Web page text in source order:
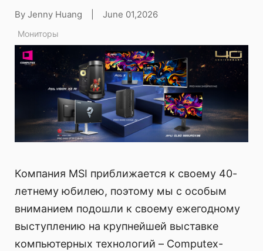
By Jenny Huang June 01,2026
Мониторы
Компания MSI приближается к своему 40-
летнему юбилею, поэтому мы с особым
вниманием подошли к своему ежегодному
выступлению на крупнейшей выставке
компьютерных технологий – Computex-